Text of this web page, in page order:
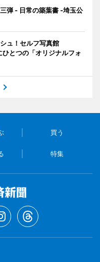
弾 - 日常の築葉書 -埼玉公
ュ！セルフ写真館
とつの「オリジナルフォ
買う
特集